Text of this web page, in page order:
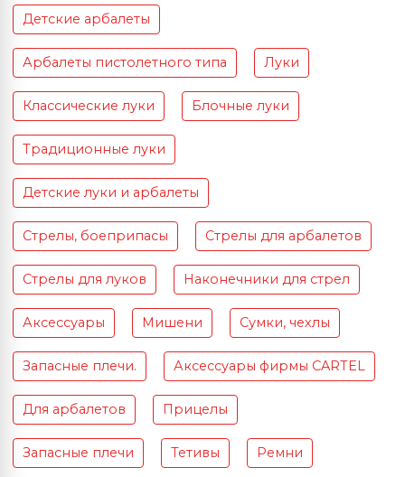
Детские арбалеты
Арбалеты пистолетного типа Луки
Классические луки Блочные луки
Традиционные луки
Детские луки и арбалеты
Стрелы, боеприпасы Стрелы для арбалетов
Стрелы для луков Наконечники для стрел
Аксессуары Мишени Сумки, чехлы
Запасные плечи. Аксессуары фирмы CARTEL
Для арбалетов Прицелы
Запасные плечи Тетивы Ремни